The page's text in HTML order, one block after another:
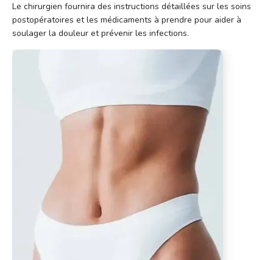
Le chirurgien fournira des instructions détaillées sur les soins
postopératoires et les médicaments à prendre pour aider à
soulager la douleur et prévenir les infections.